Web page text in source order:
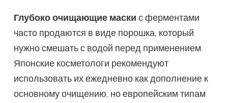
Глубоко очищающие маски с ферментами
часто продаются в виде порошка, который
нужно смешать с водой перед применением.
Японские косметологи рекомендуют
использовать их ежедневно как дополнение к
основному очищению, но европейским типам